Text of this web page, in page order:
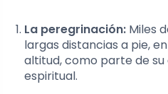
La peregrinación: Miles
largas distancias a pie,
altitud, como parte de
espiritual.